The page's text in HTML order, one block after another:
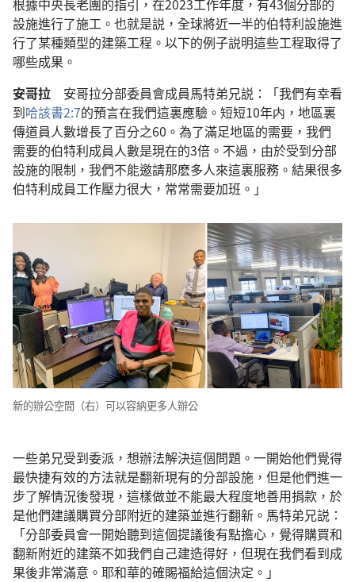
根據中央長老團的指引，在2023工作年度，有43個分部的
設施進行了施工。也就是説，全球將近一半的伯特利設施進
行了某種類型的建築工程。以下的例子説明這些工程取得了
哪些成果。
安哥拉 安哥拉分部委員會成員馬特弟兄説：「我們有幸看
到哈該書2:7的預言在我們這裏應驗。短短10年内，地區裏
傳道員人數增長了百分之60。為了滿足地區的需要，我們
需要的伯特利成員人數是現在的3倍。不過，由於受到分部
設施的限制，我們不能邀請那麽多人來這裏服務。結果很多
伯特利成員工作壓力很大，常常需要加班。」
新的辦公空間（右）可以容納更多人辦公
一些弟兄受到委派，想辦法解決這個問題。一開始他們覺得
最快捷有效的方法就是翻新現有的分部設施，但是他們進一
步了解情況後發現，這樣做並不能最大程度地善用捐款，於
是他們建議購買分部附近的建築並進行翻新。馬特弟兄説：
「分部委員會一開始聽到這個提議後有點擔心，覺得購買和
翻新附近的建築不如我們自己建造得好，但現在我們看到成
果後非常滿意。耶和華的確賜福給這個決定。」